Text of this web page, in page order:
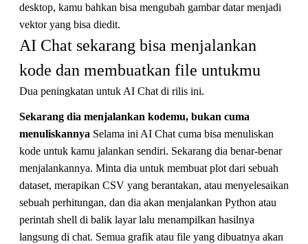
desktop, kamu bahkan bisa mengubah gambar datar menjadi
vektor yang bisa diedit.
AI Chat sekarang bisa menjalankan
kode dan membuatkan file untukmu
Dua peningkatan untuk AI Chat di rilis ini.
Sekarang dia menjalankan kodemu, bukan cuma
menuliskannya Selama ini AI Chat cuma bisa menuliskan
kode untuk kamu jalankan sendiri. Sekarang dia benar-benar
menjalankannya. Minta dia untuk membuat plot dari sebuah
dataset, merapikan CSV yang berantakan, atau menyelesaikan
sebuah perhitungan, dan dia akan menjalankan Python atau
perintah shell di balik layar lalu menampilkan hasilnya
langsung di chat. Semua grafik atau file yang dibuatnya akan